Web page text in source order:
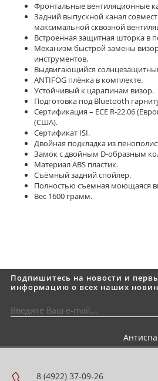
Фронтальные вентиляционные
Задний выпускной канал
максимальной сквозной
Встроенная защитная шторка в
Механизм быстрой замены
инструментов.
Выдвигающийся
ANTIFOG плёнка в комплекте.
Устойчивый к царапинам визор.
Подготовка под Bluetooth
Сертификация – ECE R-22.06
(США).
Сертификат ISI.
Двойная подкладка из
Замок с двойным D-образным
Материал ABS пластик.
Съёмный задний спойлер.
Полностью съемная моющаяся
Вес 1600 грамм.
Подпишитесь на новости и
информацию о всех наших
8 (4922) 37-09-26